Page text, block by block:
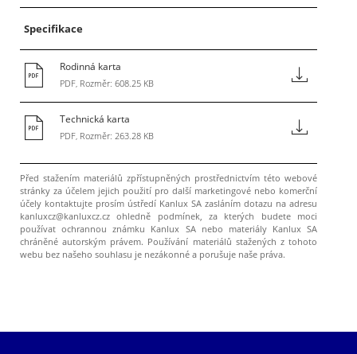
Specifikace
Rodinná karta
PDF, Rozměr: 608.25 KB
Technická karta
PDF, Rozměr: 263.28 KB
Před stažením materiálů zpřístupněných prostřednictvím této webové
stránky za účelem jejich použití pro další marketingové nebo komerční
účely kontaktujte prosím ústředí Kanlux SA zasláním dotazu na adresu
kanluxcz@kanluxcz.cz ohledně podmínek, za kterých budete moci
používat ochrannou známku Kanlux SA nebo materiály Kanlux SA
chráněné autorským právem. Používání materiálů stažených z tohoto
webu bez našeho souhlasu je nezákonné a porušuje naše práva.